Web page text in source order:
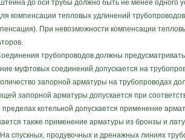
до оси трубы должно быть не менее одного
компенсации тепловых удлинений
При невозможности компенсации
трубопроводов должны
муфтовых соединений допускается на
запорной арматуры на трубопроводах
запорной арматуры допускается при
котельной допускается применение
также применение арматуры из бронзы и
спускных, продувочных и дренажных линиях